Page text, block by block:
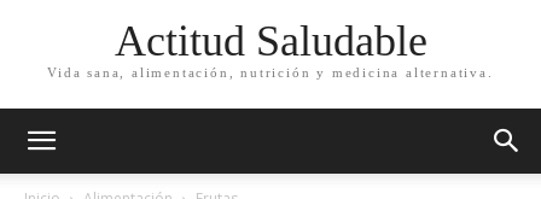
Actitud Saludable
Vida sana, alimentación, nutrición y medicina alternativa.